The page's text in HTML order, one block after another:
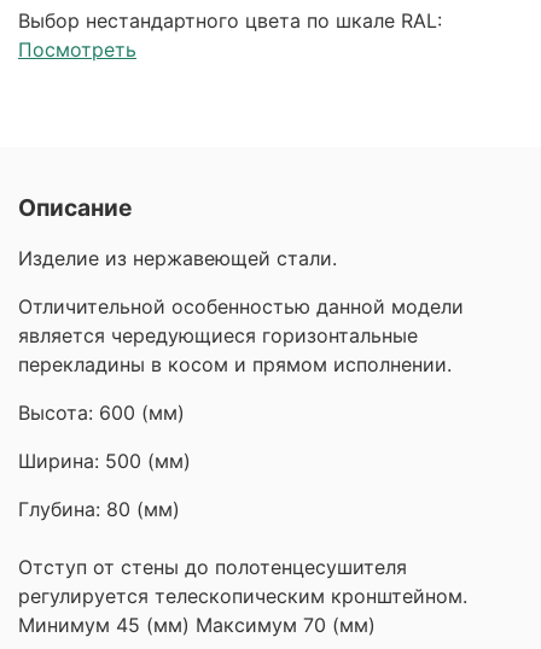
Выбор нестандартного цвета по шкале RAL:
Посмотреть
Описание
Изделие из нержавеющей стали.
Отличительной особенностью данной модели
является чередующиеся горизонтальные
перекладины в косом и прямом исполнении.
Высота: 600 (мм)
Ширина: 500 (мм)
Глубина: 80 (мм)
Отступ от стены до полотенцесушителя
регулируется телескопическим кронштейном.
Минимум 45 (мм) Максимум 70 (мм)